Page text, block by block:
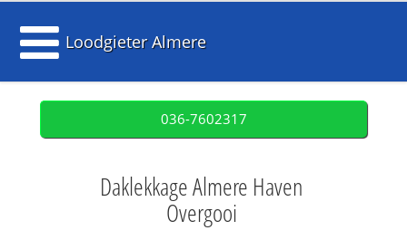
Loodgieter Almere
036-7602317
Daklekkage Almere Haven
Overgooi